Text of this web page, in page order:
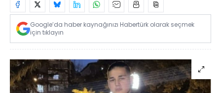
Google’da haber kaynağınızı Habertürk olarak seçmek
için tıklayın